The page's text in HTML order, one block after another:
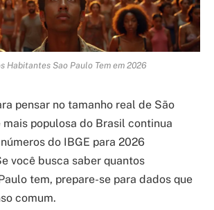
Habitantes Sao Paulo Tem em 2026
pensar no tamanho real de São
mais populosa do Brasil continua
do IBGE para 2026
você busca saber quantos
tem, prepare-se para dados que
comum.